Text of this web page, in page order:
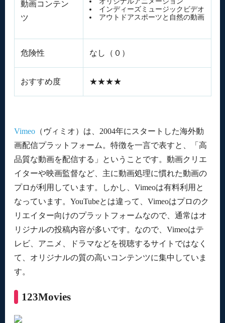
動画コンテン
ツ
インディーズミュージックビデオ
アウトドアスポーツと自然の動画
危険性 なし（０）
おすすめ度 ★★★★
Vimeo（ヴィミオ）は、2004年にスタートした海外動
画配信プラットフォーム。特徴を一言で表すと、「高
品質な動画を配信する」ということです。動画クリエ
イターや映画監督など、主に動画処理に慣れた動画の
プロが利用しています。しかし、Vimeoは有料利用と
なっています。YouTubeとは違って、Vimeoはプロのク
リエイター向けのプラットフォームなので、通常はオ
リジナルの投稿内容が多いです。なので、Vimeoはテ
レビ、アニメ、ドラマなどを視聴するサイトではなく
て、オリジナルの質の高いコンテンツに集中していま
す。
123Movies